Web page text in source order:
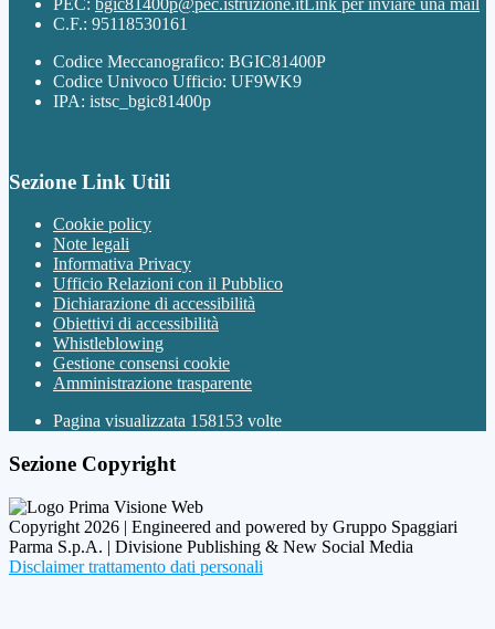
PEC: bgic81400p@pec.istruzione.itLink per inviare una mail
C.F.: 95118530161
Codice Meccanografico: BGIC81400P
Codice Univoco Ufficio: UF9WK9
IPA: istsc_bgic81400p
Sezione Link Utili
Cookie policy
Note legali
Informativa Privacy
Ufficio Relazioni con il Pubblico
Dichiarazione di accessibilità
Obiettivi di accessibilità
Whistleblowing
Gestione consensi cookie
Amministrazione trasparente
Pagina visualizzata 158153 volte
Sezione Copyright
Copyright 2026 | Engineered and powered by Gruppo Spaggiari
Parma S.p.A. | Divisione Publishing & New Social Media
Disclaimer trattamento dati personali